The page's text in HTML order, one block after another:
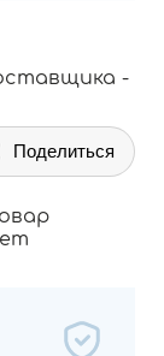
-
Поделиться